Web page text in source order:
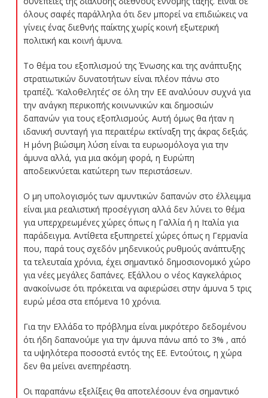
όλους σαφές παράλληλα ότι δεν μπορεί να επιδιώκεις να
γίνεις ένας διεθνής παίκτης χωρίς κοινή εξωτερική
πολιτική και κοινή άμυνα.
Το θέμα του εξοπλισμού της Ένωσης και της ανάπτυξης
στρατιωτικών δυνατοτήτων είναι πλέον πάνω στο
τραπέζι. ‘Καλοθελητές’ σε όλη την ΕΕ αναλύουν συχνά για
την ανάγκη περικοπής κοινωνικών και δημοσιών
δαπανών για τους εξοπλισμούς. Αυτή όμως θα ήταν η
ιδανική συνταγή για περαιτέρω εκτίναξη της άκρας δεξιάς.
Η μόνη βιώσιμη λύση είναι τα ευρωομόλογα για την
άμυνα αλλά, για μια ακόμη φορά, η Ευρώπη
αποδεικνύεται κατώτερη των περιστάσεων.
Ο μη υπολογισμός των αμυντικών δαπανών στο έλλειμμα
είναι μια ρεαλιστική προσέγγιση αλλά δεν λύνει το θέμα
για υπερχρεωμένες χώρες όπως η Γαλλία ή η Ιταλία για
παράδειγμα. Αντίθετα εξυπηρετεί χώρες όπως η Γερμανία
που, παρά τους σχεδόν μηδενικούς ρυθμούς ανάπτυξης
τα τελευταία χρόνια, έχει σημαντικό δημοσιονομικό χώρο
για νέες μεγάλες δαπάνες. Εξάλλου ο νέος Καγκελάριος
ανακοίνωσε ότι πρόκειται να αφιερώσει στην άμυνα 5 τρις
ευρώ μέσα στα επόμενα 10 χρόνια.
Για την Ελλάδα το πρόβλημα είναι μικρότερο δεδομένου
ότι ήδη δαπανούμε για την άμυνα πάνω από το 3% , από
τα υψηλότερα ποσοστά εντός της ΕΕ. Εντούτοις, η χώρα
δεν θα μείνει ανεπηρέαστη.
Οι παραπάνω εξελίξεις θα αποτελέσουν ένα σημαντικό